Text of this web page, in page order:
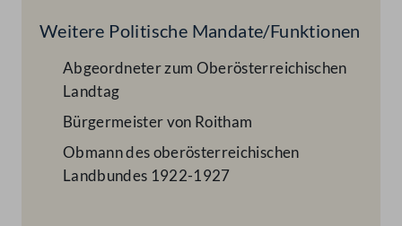
Weitere Politische Mandate/Funktionen
Abgeordneter zum Oberösterreichischen
Landtag
Bürgermeister von Roitham
Obmann des oberösterreichischen
Landbundes 1922-1927